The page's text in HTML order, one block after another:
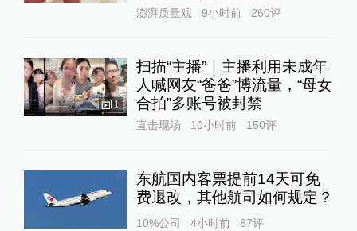
澎湃质量观 9小时前 260评
1
扫描“主播”｜主播利用未成年
人喊网友“爸爸”博流量，“母女
合拍”多账号被封禁
直击现场 10小时前 150评
东航国内客票提前14天可免
费退改，其他航司如何规定？
10%公司 4小时前 87评